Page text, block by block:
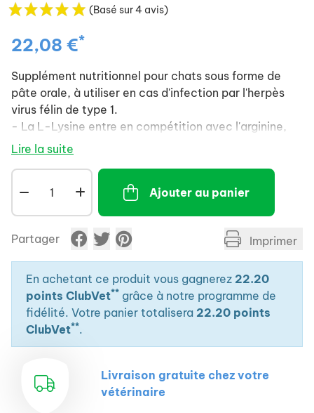
(Basé sur 4 avis)
22,08 €*
Supplément nutritionnel pour chats sous forme de
pâte orale, à utiliser en cas d'infection par l'herpès
virus félin de type 1.
- La L-Lysine entre en compétition avec l'arginine,
acide aminé indispensable à la réplication du virus
- Aide à réduire l'excrétion du virus HVF-1 et
contribue à atténuer les signes cliniques et la
fréquence des poussées actives d'HFV-1.
Lire la suite
Ajouter au panier
Partager Imprimer
En achetant ce produit vous gagnerez 22.20
points ClubVet** grâce à notre programme de
fidélité. Votre panier totalisera 22.20 points
ClubVet**.
Livraison gratuite chez votre
vétérinaire